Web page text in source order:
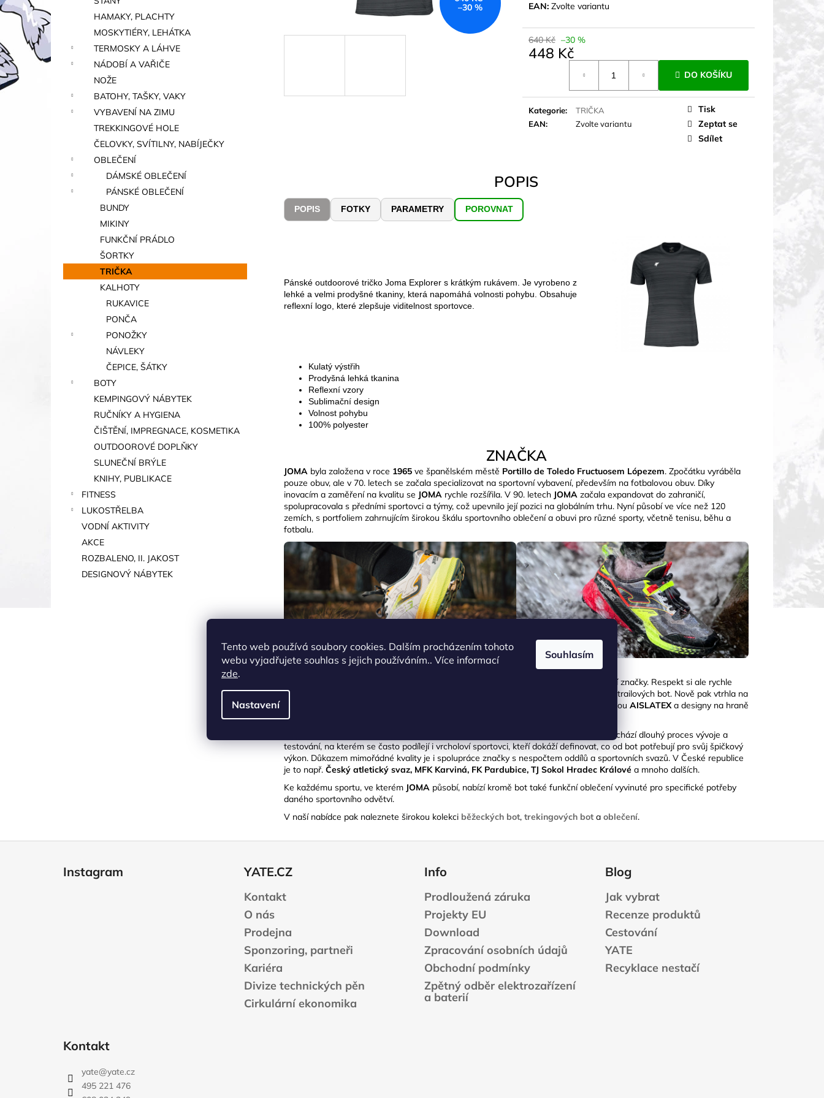
Tento web používá soubory cookies. Dalším procházením tohoto
webu vyjadřujete souhlas s jejich používáním.. Více informací
zde.
Nastavení
Souhlasím
a
n
e
l
HAMAKY, PLACHTY
MOSKYTIÉRY, LEHÁTKA
TERMOSKY A LÁHVE
NÁDOBÍ A VAŘIČE
NOŽE
BATOHY, TAŠKY, VAKY
VYBAVENÍ NA ZIMU
TREKKINGOVÉ HOLE
ČELOVKY, SVÍTILNY, NABÍJEČKY
OBLEČENÍ
DÁMSKÉ OBLEČENÍ
PÁNSKÉ OBLEČENÍ
BUNDY
MIKINY
FUNKČNÍ PRÁDLO
ŠORTKY
TRIČKA
KALHOTY
RUKAVICE
PONČA
PONOŽKY
NÁVLEKY
ČEPICE, ŠÁTKY
BOTY
KEMPINGOVÝ NÁBYTEK
RUČNÍKY A HYGIENA
ČIŠTĚNÍ, IMPREGNACE, KOSMETIKA
OUTDOOROVÉ DOPLŇKY
SLUNEČNÍ BRÝLE
KNIHY, PUBLIKACE
FITNESS
LUKOSTŘELBA
VODNÍ AKTIVITY
AKCE
ROZBALENO, II. JAKOST
DESIGNOVÝ NÁBYTEK
EAN: Zvolte variantu
640 Kč –30 %
448 Kč
DO KOŠÍKU
Kategorie:
TRIČKA
EAN: Zvolte variantu
Tisk
Zeptat se
Sdílet
–30 %
POPIS
POPIS FOTKY PARAMETRY POROVNAT
Pánské outdoorové tričko Joma Explorer s krátkým rukávem. Je vyrobeno z
lehké a velmi prodyšné tkaniny, která napomáhá volnosti pohybu. Obsahuje
reflexní logo, které zlepšuje viditelnost sportovce.
Kulatý výstřih
Prodyšná lehká tkanina
Reflexní vzory
Sublimační design
Volnost pohybu
100% polyester
ZNAČKA
JOMA byla založena v roce 1965 ve španělském městě Portillo de Toledo Fructuosem Lópezem. Zpočátku vyráběla
pouze obuv, ale v 70. letech se začala specializovat na sportovní vybavení, především na fotbalovou obuv. Díky
inovacím a zaměření na kvalitu se JOMA rychle rozšířila. V 90. letech JOMA začala expandovat do zahraničí,
spolupracovala s předními sportovci a týmy, což upevnilo její pozici na globálním trhu. Nyní působí ve více než 120
zemích, s portfoliem zahrnujícím širokou škálu sportovního oblečení a obuvi pro různé sporty, včetně tenisu, běhu a
fotbalu.
vybudovala ve futsalu, kde patří mezi celosvětově nejsilnější značky. Respekt si ale rychle
buduje i v dalších sportech, logicky ve fotbale, ale velmi silná je i kolekce běžeckých a trailových bot. Nově pak vtrhla na
trhy i se svou velmi povedenou a kvalitní kolekcí trekingových bot s unikátní membránou AISLATEX a designy na hraně
mezi outdoorem a urbanem.
jsou plné promyšlených technologií. Uvedení každého modelu na trh předchází dlouhý proces vývoje a
testování, na kterém se často podílejí i vrcholoví sportovci, kteří dokáží definovat, co od bot potřebují pro svůj špičkový
výkon. Důkazem mimořádné kvality je i spolupráce značky s nespočtem oddílů a sportovních svazů. V České republice
je to např. Český atletický svaz, MFK Karviná, FK Pardubice, TJ Sokol Hradec Králové a mnoho dalších.
Ke každému sportu, ve kterém JOMA působí, nabízí kromě bot také funkční oblečení vyvinuté pro specifické potřeby
daného sportovního odvětví.
V naší nabídce pak naleznete širokou kolekci běžeckých bot, trekingových bot a oblečení.
Instagram YATE.CZ
Kontakt
O nás
Prodejna
Sponzoring, partneři
Kariéra
Divize technických pěn
Cirkulární ekonomika
Info
Prodloužená záruka
Projekty EU
Download
Zpracování osobních údajů
Obchodní podmínky
Zpětný odběr elektrozařízení
a baterií
Blog
Jak vybrat
Recenze produktů
Cestování
YATE
Recyklace nestačí
Kontakt
yate@yate.cz
495 221 476